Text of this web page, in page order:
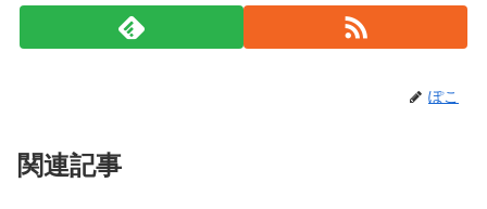
ぽこ
関連記事